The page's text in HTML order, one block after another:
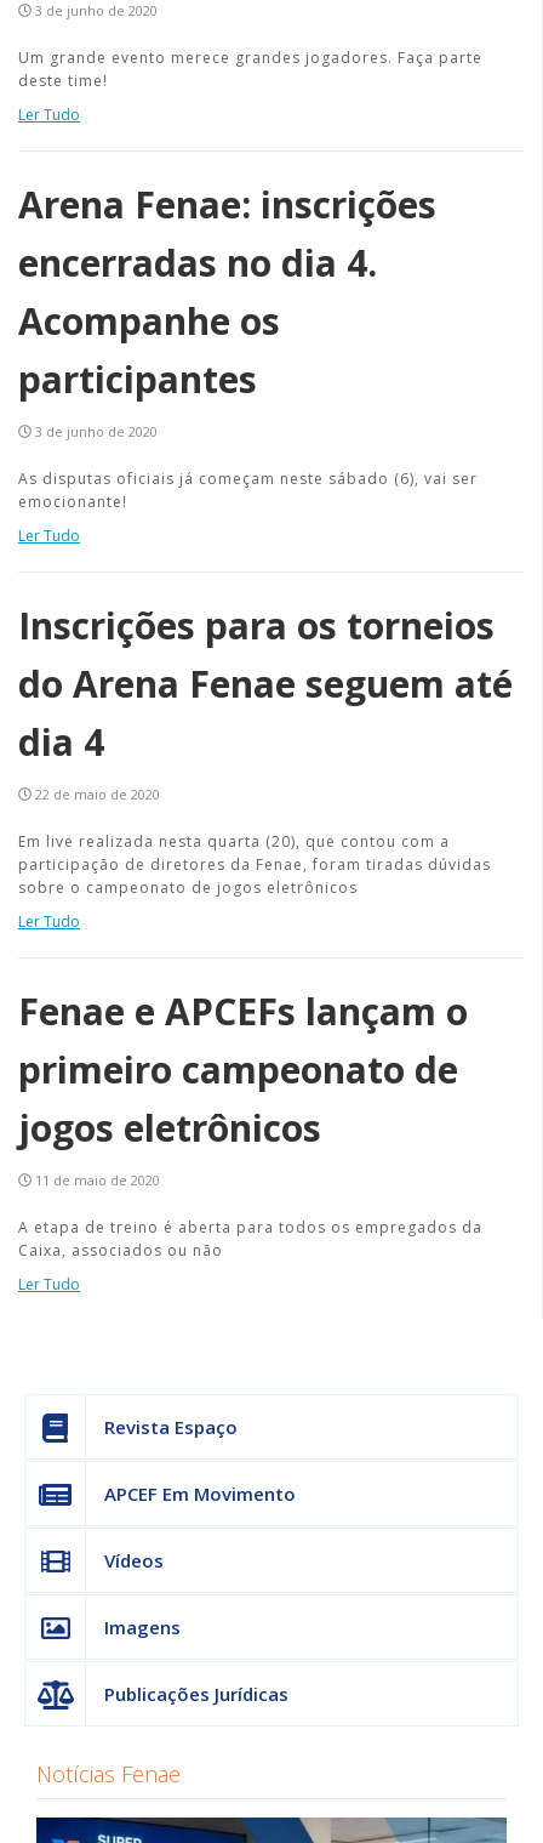
3 de junho de 2020
Um grande evento merece grandes jogadores. Faça parte
deste time!
Ler Tudo
Arena Fenae: inscrições
encerradas no dia 4.
Acompanhe os
participantes
3 de junho de 2020
As disputas oficiais já começam neste sábado (6), vai ser
emocionante!
Ler Tudo
Inscrições para os torneios
do Arena Fenae seguem até
dia 4
22 de maio de 2020
Em live realizada nesta quarta (20), que contou com a
participação de diretores da Fenae, foram tiradas dúvidas
sobre o campeonato de jogos eletrônicos
Ler Tudo
Fenae e APCEFs lançam o
primeiro campeonato de
jogos eletrônicos
11 de maio de 2020
A etapa de treino é aberta para todos os empregados da
Caixa, associados ou não
Ler Tudo
Revista Espaço
APCEF Em Movimento
Vídeos
Imagens
Publicações Jurídicas
Notícias Fenae